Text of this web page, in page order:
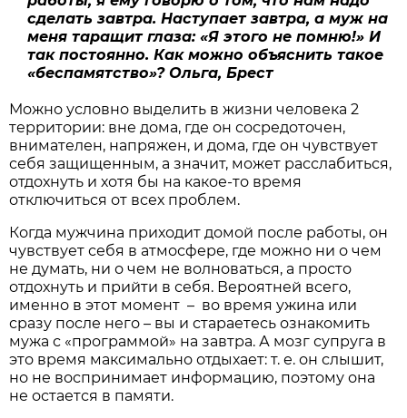
сделать завтра. Наступает завтра, а муж на
меня таращит глаза: «Я этого не помню!» И
так постоянно. Как можно объяснить такое
«беспамятство»? Ольга, Брест
Можно условно выделить в жизни человека 2
территории: вне дома, где он сосредоточен,
внимателен, напряжен, и дома, где он чувствует
себя защищенным, а значит, может расслабиться,
отдохнуть и хотя бы на какое-то время
отключиться от всех проблем.
Когда мужчина приходит домой после работы, он
чувствует себя в атмосфере, где можно ни о чем
не думать, ни о чем не волноваться, а просто
отдохнуть и прийти в себя. Вероятней всего,
именно в этот момент – во время ужина или
сразу после него – вы и стараетесь ознакомить
мужа с «программой» на завтра. А мозг супруга в
это время максимально отдыхает: т. е. он слышит,
но не воспринимает информацию, поэтому она
не остается в памяти.